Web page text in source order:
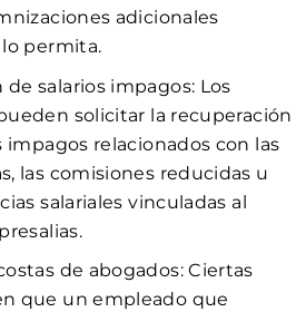
adicionales
permita.
de salarios impagos: Los
solicitar la recuperación
impagos relacionados con las
las comisiones reducidas u
salariales vinculadas al
de abogados: Ciertas
que un empleado que